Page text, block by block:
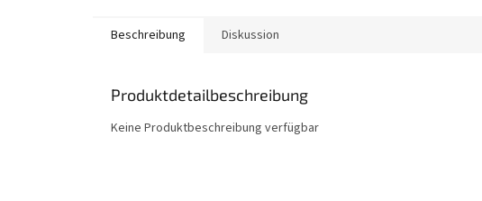
Beschreibung Diskussion
Produktdetailbeschreibung
Keine Produktbeschreibung verfügbar